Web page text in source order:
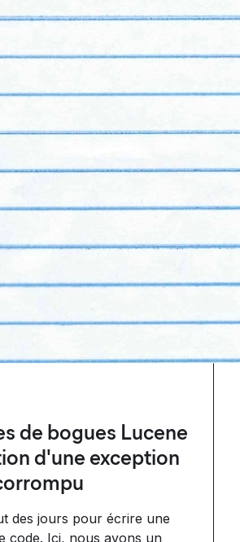
de bogues Lucene
d'une exception
des jours pour écrire une
code. Ici, nous avons un